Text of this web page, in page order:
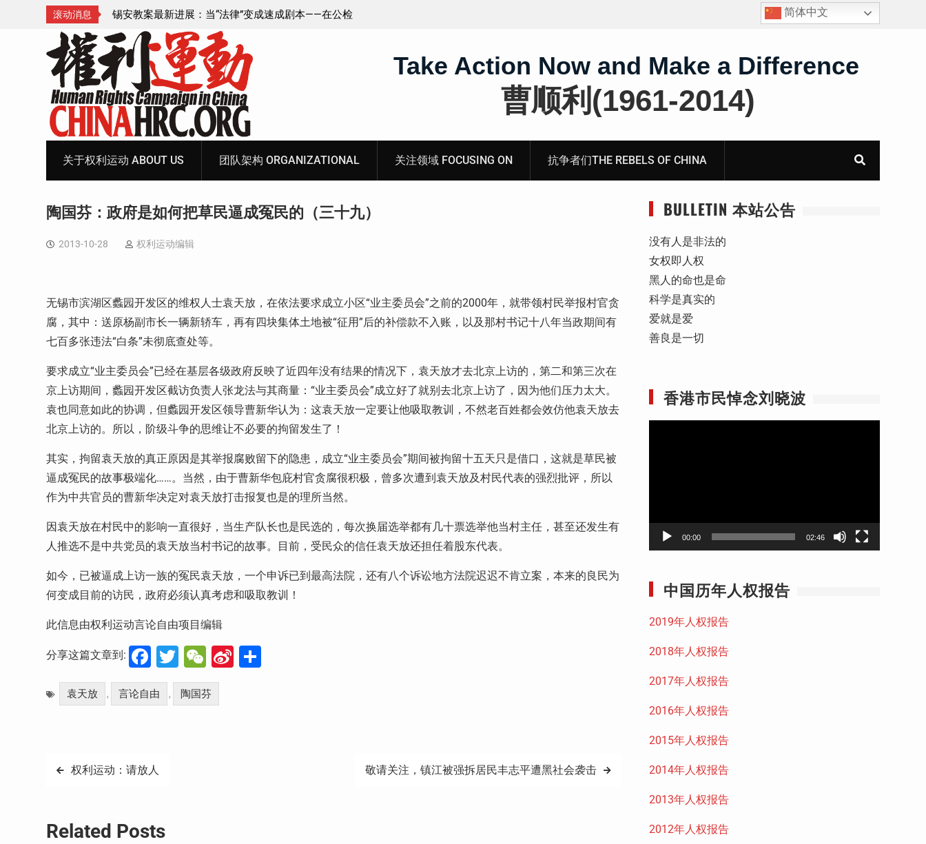
滚动消息
速成剧本——在公检 锡安教案王聪女士被抓更多细节曝光 之一
获刑8年的安徽省合肥市法轮功学员、软件工程师唐志
简体中文
Take Action Now and Make a Difference
曹顺利(1961-2014)
关于权利运动 ABOUT US 团队架构 ORGANIZATIONAL 关注领域 FOCUSING ON 抗争者们THE REBELS OF CHINA
陶国芬：政府是如何把草民逼成冤民的（三十九）
2013-10-28 权利运动编辑
无锡市滨湖区蠡园开发区的维权人士袁天放，在依法要求成立小区“业主委员会”之前的2000年，就带领村民举报村官贪
腐，其中：送原杨副市长一辆新轿车，再有四块集体土地被“征用”后的补偿款不入账，以及那村书记十八年当政期间有
七百多张违法“白条”未彻底查处等。
要求成立“业主委员会”已经在基层各级政府反映了近四年没有结果的情况下，袁天放才去北京上访的，第二和第三次在
京上访期间，蠡园开发区截访负责人张龙法与其商量：“业主委员会”成立好了就别去北京上访了，因为他们压力太大。
袁也同意如此的协调，但蠡园开发区领导曹新华认为：这袁天放一定要让他吸取教训，不然老百姓都会效仿他袁天放去
北京上访的。所以，阶级斗争的思维让不必要的拘留发生了！
其实，拘留袁天放的真正原因是其举报腐败留下的隐患，成立“业主委员会”期间被拘留十五天只是借口，这就是草民被
逼成冤民的故事极端化……。当然，由于曹新华包庇村官贪腐很积极，曾多次遭到袁天放及村民代表的强烈批评，所以
作为中共官员的曹新华决定对袁天放打击报复也是的理所当然。
因袁天放在村民中的影响一直很好，当生产队长也是民选的，每次换届选举都有几十票选举他当村主任，甚至还发生有
人推选不是中共党员的袁天放当村书记的故事。目前，受民众的信任袁天放还担任着股东代表。
如今，已被逼成上访一族的冤民袁天放，一个申诉已到最高法院，还有八个诉讼地方法院迟迟不肯立案，本来的良民为
何变成目前的访民，政府必须认真考虑和吸取教训！
此信息由权利运动言论自由项目编辑
分享这篇文章到: Facebook
Twitter
WeChat
Sina
袁天放 , 言论自由 , 陶国芬
文
导
权利运动：请放人 敬请关注，镇江被强拆居民丰志平遭黑社会袭击
Related Posts
BULLETIN 本站公告
没有人是非法的
女权即人权
黑人的命也是命
科学是真实的
爱就是爱
善良是一切
香港市民悼念刘晓波
00:00 02:46
中国历年人权报告
2019年人权报告
2018年人权报告
2017年人权报告
2016年人权报告
2015年人权报告
2014年人权报告
2013年人权报告
2012年人权报告